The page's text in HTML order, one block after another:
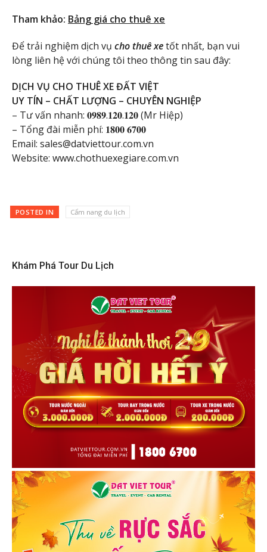
Tham khảo: Bảng giá cho thuê xe
Để trải nghiệm dịch vụ cho thuê xetốt nhất, bạn vui
lòng liên hệ với chúng tôi theo thông tin sau đây:
DỊCH VỤ CHO THUÊ XE ĐẤT VIỆT
UY TÍN – CHẤT LƯỢNG – CHUYÊN NGHIỆP
– Tư vấn nhanh: 𝟎𝟗𝟖𝟗.𝟏𝟐𝟎.𝟏𝟐𝟎 (Mr Hiệp)
– Tổng đài miễn phí: 𝟏𝟖𝟎𝟎 𝟔𝟕𝟎𝟎
Email: sales@datviettour.com.vn
Website: www.chothuexegiare.com.vn
POSTED IN Cẩm nang du lịch
Khám Phá Tour Du Lịch